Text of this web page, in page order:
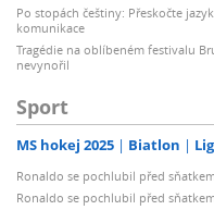
Po stopách češtiny: Přeskočte
komunikace
Tragédie na oblíbeném festivalu
nevynořil
Sport
MS hokej 2025 Biatlon
Ronaldo se pochlubil před
Ronaldo se pochlubil před